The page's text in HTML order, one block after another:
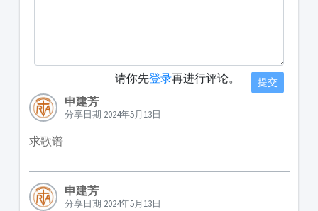
请你先登录再进行评论。 提交
申建芳
分享日期 2024年5月13日
求歌谱
申建芳
分享日期 2024年5月13日